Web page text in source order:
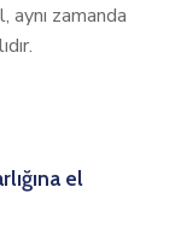
aynı zamanda
el